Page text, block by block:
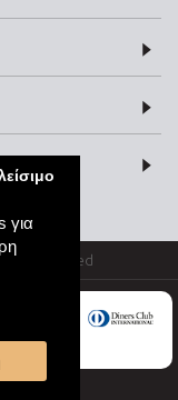
για
reserved